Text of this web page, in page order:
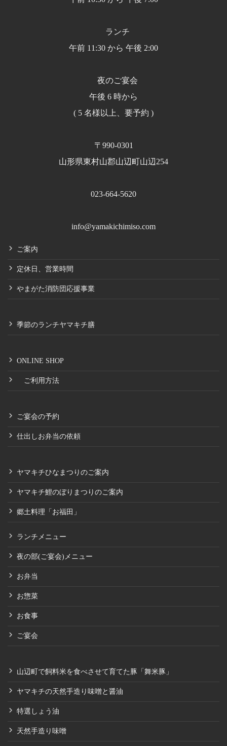
ランチ
午前 11:30 から 午後 2:00
夜のご宴会
午後 6 時から
( 5 名様以上、要予約 )
〒990-0301
山形県東村山郡山辺町山辺254
023-664-5620
info@yamakichimiso.com
ご案内
定休日、営業時間
やまがた消防団応援事業
季節のランチヤマキチ膳
ONLINE SHOP
ご利用方法
ご宴会の予約
仕出しお弁当の依頼
ヤマキチひなまつりのご案内
ヤマキチ鯉のぼりまつりのご案内
郷土料理「お福田」
ランチメニュー
夜の部(ご宴会)メニュー
お弁当
お惣菜
お食事
ご宴会
山辺町で飼料米を食べさせて育てた豚「舞米豚」
ヤマキチの天然手造り味噌と醤油
特選しょう油
天然手造り味噌